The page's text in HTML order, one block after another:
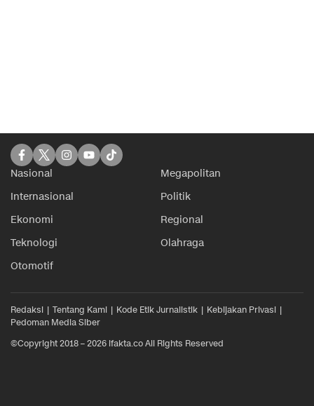
Nasional
Megapolitan
Internasional
Politik
Ekonomi
Regional
Teknologi
Olahraga
Otomotif
Redaksi Tentang Kami Kode Etik Jurnalistik
Kebijakan Privasi
Pedoman Media Siber
©Copyright 2018 – 2026 ifakta.co All Rights Reserved